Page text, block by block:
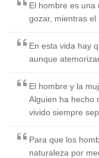
El hombre es una
gozar, mientras el
En esta vida hay
aunque
El hombre y la
Alguien ha hecho
vivido siempre
Para que los
naturaleza por